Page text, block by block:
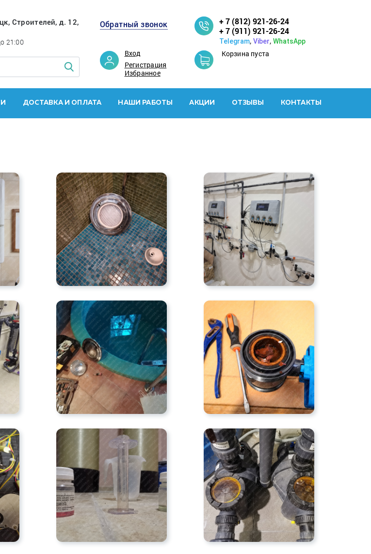
Строителей, д. 12,
21:00
Обратный звонок
Вход
Регистрация
Избранное
+ 7 (812) 921-26-24
+ 7 (911) 921-26-24
Telegram, Viber, WhatsApp
Корзина пуста
ДОСТАВКА И ОПЛАТА НАШИ РАБОТЫ АКЦИИ ОТЗЫВЫ КОНТАКТЫ